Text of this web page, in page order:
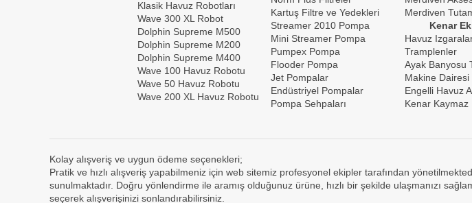
Klasik Havuz Robotları
Wave 300 XL Robot
Dolphin Supreme M500
Dolphin Supreme M200
Dolphin Supreme M400
Wave 100 Havuz Robotu
Wave 50 Havuz Robotu
Wave 200 XL Havuz Robotu
Kartuş Filtre ve Yedekleri
Streamer 2010 Pompa
Mini Streamer Pompa
Pumpex Pompa
Flooder Pompa
Jet Pompalar
Endüstriyel Pompalar
Pompa Sehpaları
Merdiven
Kenar
Havuz
Tramplenler
Ayak Banyosu
Makine Dairesi
Engelli Havuz
Kenar Kaymaz
Kolay alışveriş ve uygun ödeme seçenekleri;
Pratik ve hızlı alışveriş yapabilmeniz için web sitemiz profesyonel ekipler tarafından
sunulmaktadır. Doğru yönlendirme ile aramış olduğunuz ürüne, hızlı bir şekilde ulaşmanızı
seçerek alışverişinizi sonlandırabilirsiniz.